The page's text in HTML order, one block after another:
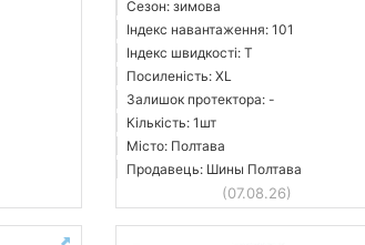
Сезон: зимова
Індекс навантаження: 101
Індекс швидкості: T
Посиленість: XL
Залишок протектора: -
Кількість: 1шт
Місто: Полтава
Продавець: Шины Полтава
(07.08.26)